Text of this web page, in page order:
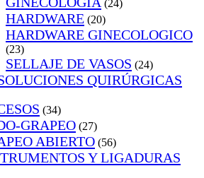
(24)
HARDWARE (20)
HARDWARE GINECOLOGICO
(23)
SELLAJE DE VASOS (24)
QUIRÚRGICAS
(34)
GRAPEO (27)
ABIERTO (56)
Y LIGADURAS